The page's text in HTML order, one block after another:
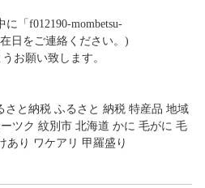
「f012190-mombetsu-
在日をご連絡ください。)
お願い致します。
さと納税 ふるさと 納税 特産品 地域
ツク 紋別市 北海道 かに 毛がに 毛
あり ワケアリ 甲羅盛り